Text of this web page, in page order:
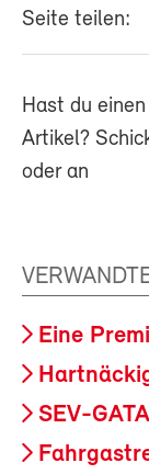
Seite teilen:
Hast du
Artikel?
oder an
Eine
SEV-